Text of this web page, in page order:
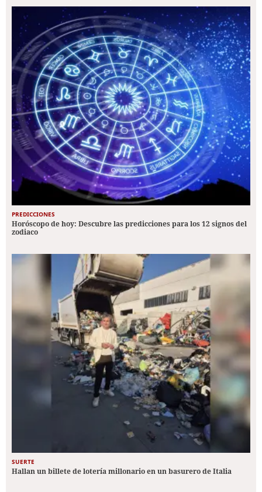
PREDICCIONES
Horóscopo de hoy: Descubre las predicciones para los 12 signos del
zodiaco
SUERTE
Hallan un billete de lotería millonario en un basurero de Italia